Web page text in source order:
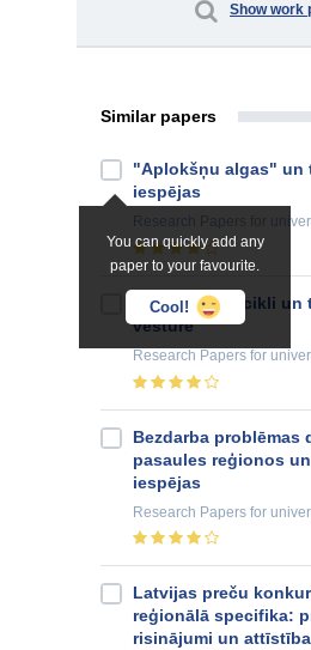
Show work
Similar papers
You can quickly add any
paper to your favourite.
Cool!
"Aplokšņu algas" un
iespējas
for
Ekonomiskie cikli
vēsture
Research Papers for
Bezdarba problēmas
pasaules reģionos
iespējas
Research Papers for
Latvijas preču
reģionālā specifika:
risinājumi un